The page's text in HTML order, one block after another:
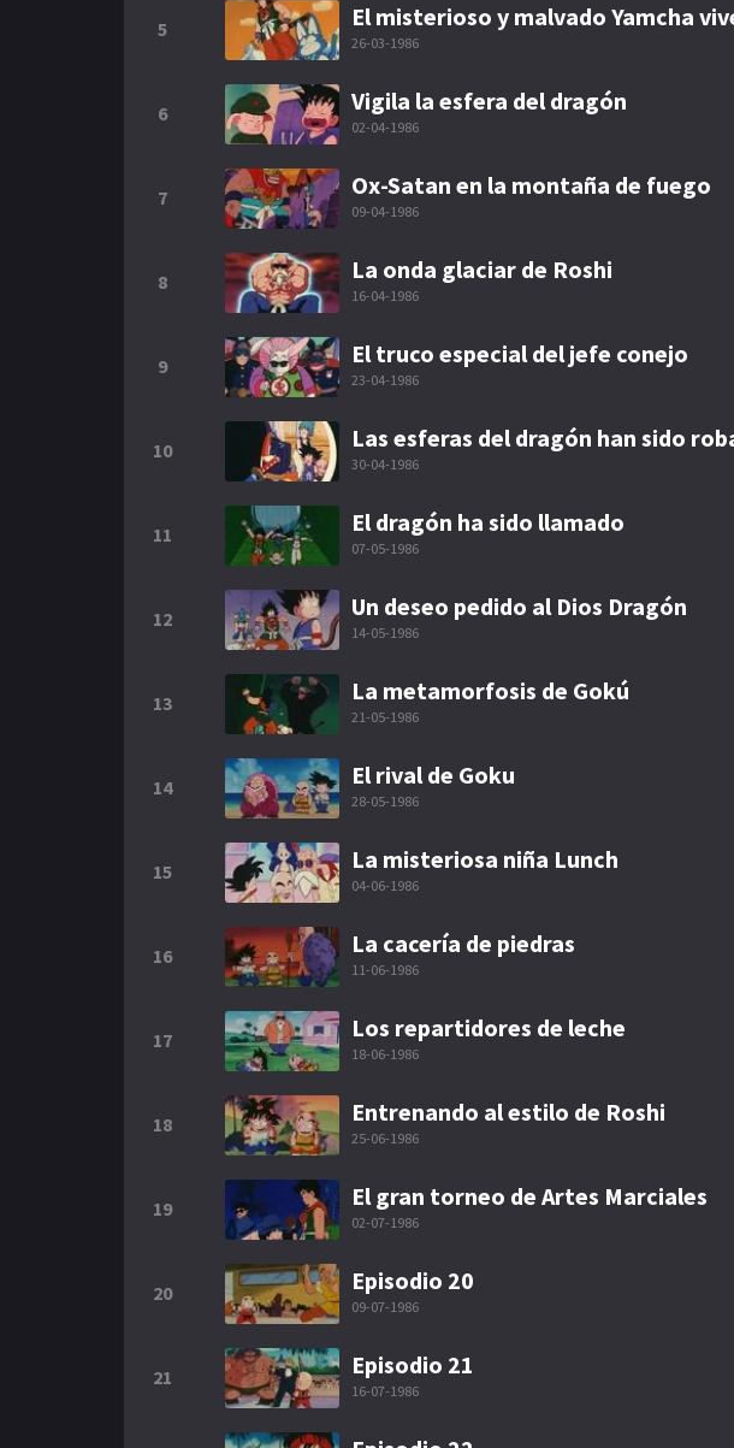
5 El misterioso y malvado Yamcha
26-03-1986
6 Vigila la esfera del dragón
02-04-1986
7 Ox-Satan en la montaña de fuego
09-04-1986
8 La onda glaciar de Roshi
16-04-1986
9 El truco especial del jefe conejo
23-04-1986
10 Las esferas del dragón han sido
30-04-1986
11 El dragón ha sido llamado
07-05-1986
12 Un deseo pedido al Dios Dragón
14-05-1986
13 La metamorfosis de Gokú
21-05-1986
14 El rival de Goku
28-05-1986
15 La misteriosa niña Lunch
04-06-1986
16 La cacería de piedras
11-06-1986
17 Los repartidores de leche
18-06-1986
18 Entrenando al estilo de Roshi
25-06-1986
19 El gran torneo de Artes Marciales
02-07-1986
20 Episodio 20
09-07-1986
21 Episodio 21
16-07-1986